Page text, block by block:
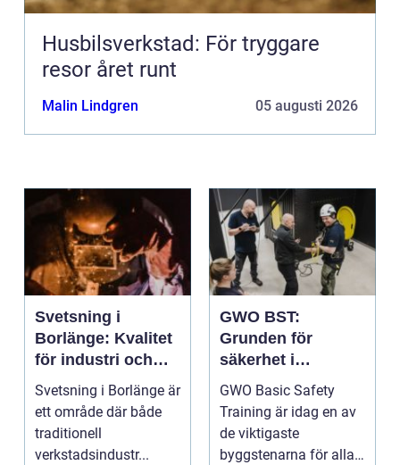
Husbilsverkstad: För tryggare
resor året runt
Malin Lindgren 05 augusti 2026
Svetsning i
Borlänge: Kvalitet
för industri och
konstruktion
Svetsning i Borlänge är
ett område där både
traditionell
verkstadsindustr...
GWO BST:
Grunden för
säkerhet i
vindkraftsbransch
en
GWO Basic Safety
Training är idag en av
de viktigaste
byggstenarna för alla